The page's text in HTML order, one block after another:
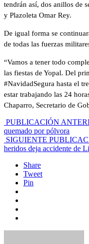
tendrán así, dos anillos de
y Plazoleta Omar Rey.
De igual forma se
de todas las fuerzas
“Vamos a tener todo
las fiestas de Yopal. Del
#NavidadSegura hasta el
estar trabajando las 24
Chaparro, Secretario de
PUBLICACIÓN
quemado por pólvora
SIGUIENTE
heridos deja accidente de
Share
Tweet
Pin